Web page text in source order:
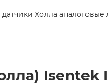
Холла
Isentek